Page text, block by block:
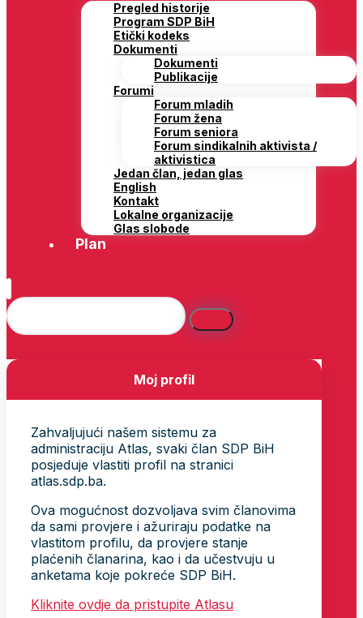
Pregled historije
Program SDP BiH
Etički kodeks
Dokumenti
Dokumenti
Publikacije
Forumi
Forum mladih
Forum žena
Forum seniora
Forum sindikalnih aktivista /
aktivistica
Jedan član, jedan glas
English
Kontakt
Lokalne organizacije
Glas slobode
Plan
Moj profil
Zahvaljujući našem sistemu za
administraciju Atlas, svaki član SDP BiH
posjeduje vlastiti profil na stranici
atlas.sdp.ba.
Ova mogućnost dozvoljava svim članovima
da sami provjere i ažuriraju podatke na
vlastitom profilu, da provjere stanje
plaćenih članarina, kao i da učestvuju u
anketama koje pokreće SDP BiH.
Kliknite ovdje da pristupite Atlasu